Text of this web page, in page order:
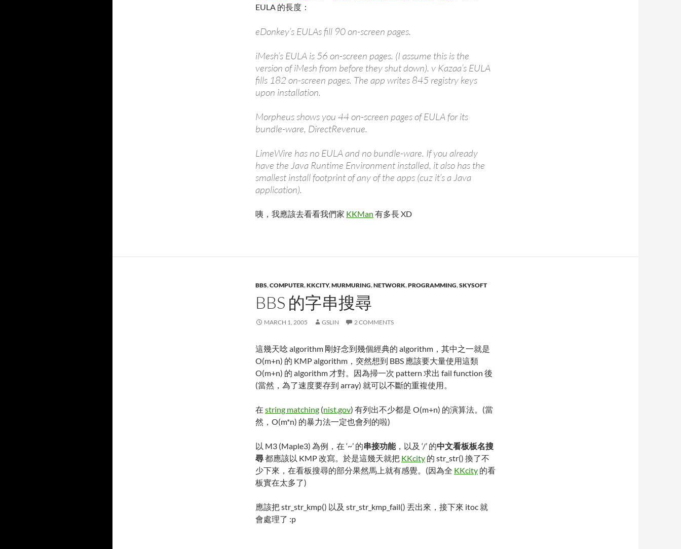
EULA 的長度：
eDonkey’s EULAs fill 90 on-screen pages.
iMesh’s EULA is 56 on-screen pages. (I assume this is the
version of iMesh from before they shut down). v Kazaa’s EULA
fills 182 on-screen pages. The app writes 845 registry keys
upon installation.
Morpheus shows you 44 on-screen pages of EULA for its
bundle-ware, DirectRevenue.
LimeWire has no EULA and no bundle-ware. If you already
have the Java Runtime Environment installed, it also has the
smallest install footprint of any of the apps (cuz it’s a Java
application).
咦，我應該去看看我們家 KKMan 有多長 XD
BBS,COMPUTER,KKCITY,MURMURING,NETWORK,PROGRAMMING,SKYSOFT
BBS 的字串搜尋
MARCH 1, 2005 GSLIN 2 COMMENTS
這幾天唸 algorithm 剛好念到幾個經典的 algorithm，其中之一就是
O(m+n) 的 KMP algorithm，突然想到 BBS 應該要大量使用這類
O(m+n) 的 algorithm 才對。因為掃一次 pattern 求出 fail function 後
(當然，為了速度要存到 array) 就可以不斷的重複使用。
在 string matching (nist.gov) 有列出不少都是 O(m+n) 的演算法。(當
然，O(m*n) 的暴力法一定也會列的啦)
以 M3 (Maple3) 為例，在 ‘~’ 的串接功能，以及 ‘/’ 的中文看板板名搜
尋都應該以 KMP 改寫。於是這幾天就把 KKcity 的 str_str() 換了不
少下來，在看板搜尋的部分果然馬上就有感覺。(因為全 KKcity 的看
板實在太多了)
應該把 str_str_kmp() 以及 str_str_kmp_fail() 丟出來，接下來 itoc 就
會處理了 :p